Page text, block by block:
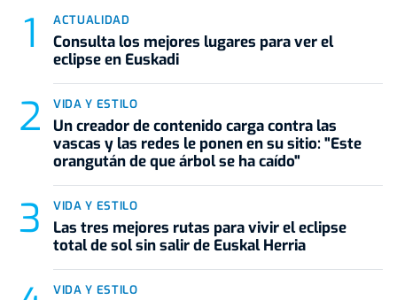
ACTUALIDAD
Consulta los mejores lugares para ver el
eclipse en Euskadi
VIDA Y ESTILO
Un creador de contenido carga contra las
vascas y las redes le ponen en su sitio: "Este
orangután de que árbol se ha caído"
VIDA Y ESTILO
Las tres mejores rutas para vivir el eclipse
total de sol sin salir de Euskal Herria
VIDA Y ESTILO